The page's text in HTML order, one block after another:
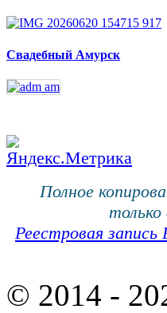
Свадебный Амурск
Полное
только
Реестровая
© 2014 -